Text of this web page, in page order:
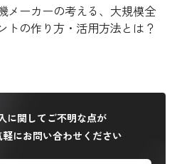
メーカーの考える、大規模全
トの作り方・活用方法とは？
に関してご不明な点が
にお問い合わせください